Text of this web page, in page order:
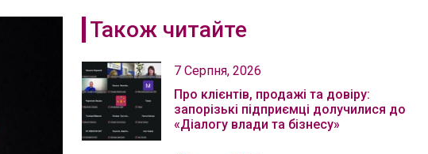
Також читайте
7 Серпня, 2026
Про клієнтів, продажі та довіру:
запорізькі підприємці долучилися до
«Діалогу влади та бізнесу»